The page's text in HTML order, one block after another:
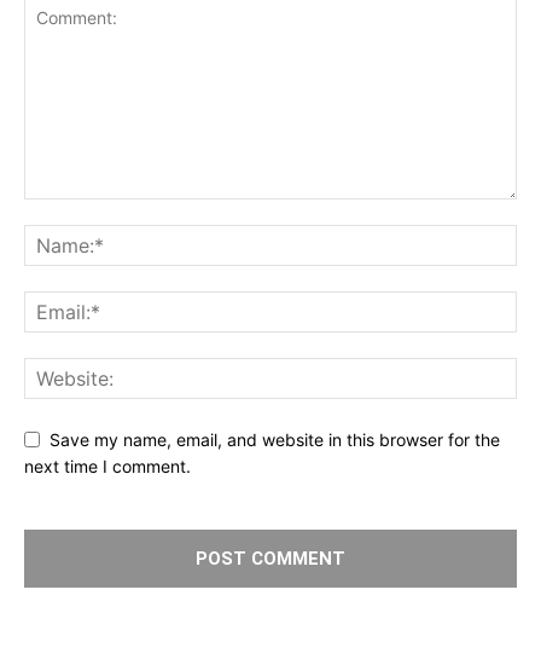
Save my name, email, and website in this browser for the
next time I comment.